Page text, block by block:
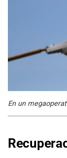
En un